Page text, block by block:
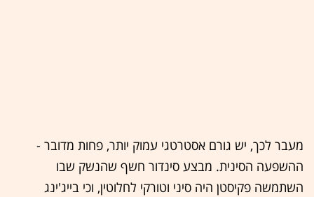
מעבר לכך, יש גורם אסטרטגי עמוק יותר, פחות מדובר -
ההשפעה הסינית. מבצע סינדור חשף שהנשק שבו
השתמשה פקיסטן היה סיני וטורקי לחלוטין, וכי בייג'ינג